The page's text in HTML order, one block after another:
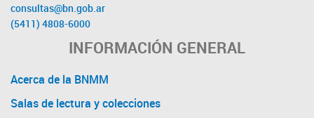
consultas@bn.gob.ar
(5411) 4808-6000
INFORMACIÓN GENERAL
Acerca de la BNMM
Salas de lectura y colecciones